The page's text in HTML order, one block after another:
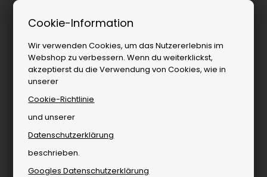
Cookie-Information
Wir verwenden Cookies, um das Nutzererlebnis im
Webshop zu verbessern. Wenn du weiterklickst,
akzeptierst du die Verwendung von Cookies, wie in
unserer
Cookie-Richtlinie
und unserer
Datenschutzerklärung
beschrieben.
Googles Datenschutzerklärung
Herrenbekleidung